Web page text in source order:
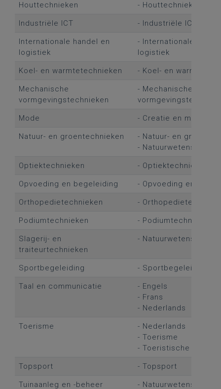
Houttechnieken - Houttechnieken
Industriële ICT - Industriële ICT
Internationale handel en
logistiek
- Internationale
logistiek
Koel- en warmtetechnieken - Koel- en
Mechanische
vormgevingstechnieken
- Mechanische
Mode - Creatie en mode
Natuur- en groentechnieken
- Natuur- en
-
Optiektechnieken - Optiektechnieken
Opvoeding en begeleiding - Opvoeding en
Orthopedietechnieken -
Podiumtechnieken - Podiumtechnieken
Slagerij- en
traiteurtechnieken
-
Sportbegeleiding - Sportbegeleiding
Taal en communicatie
- Engels
- Frans
- Nederlands
Toerisme
- Nederlands
- Toerisme
- Toeristische
Topsport - Topsport
Tuinaanleg en -beheer
-